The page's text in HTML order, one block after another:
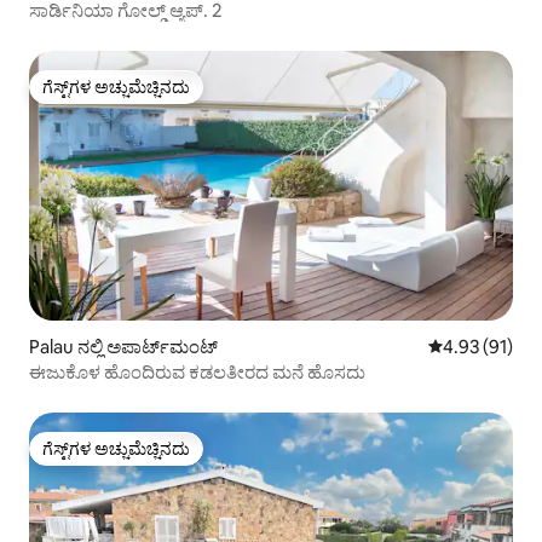
ಸಾರ್ಡಿನಿಯಾ ಗೋಲ್ಡ್ ಆ್ಯಪ್. 2
ಗೆಸ್ಟ್‌ಗಳ ಅಚ್ಚುಮೆಚ್ಚಿನದು
ಗೆಸ್ಟ್‌ಗಳ ಅಚ್ಚುಮೆಚ್ಚಿನದು
Palau ನಲ್ಲಿ ಅಪಾರ್ಟ್‌ಮಂಟ್ 5 ರಲ್ಲಿ 4.93
4.93 (91)
ಈಜುಕೊಳ ಹೊಂದಿರುವ ಕಡಲತೀರದ ಮನೆ ಹೊಸದು
ಗೆಸ್ಟ್‌ಗಳ ಅಚ್ಚುಮೆಚ್ಚಿನದು
ಗೆಸ್ಟ್‌ಗಳ ಅಚ್ಚುಮೆಚ್ಚಿನದು